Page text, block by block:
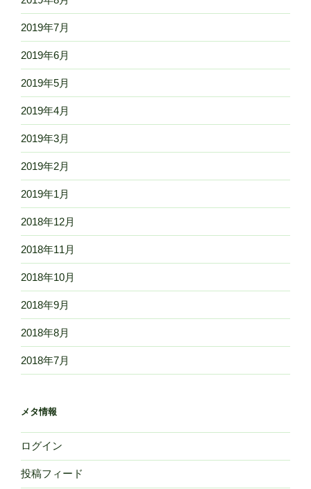
2019年7月
2019年6月
2019年5月
2019年4月
2019年3月
2019年2月
2019年1月
2018年12月
2018年11月
2018年10月
2018年9月
2018年8月
2018年7月
メタ情報
ログイン
投稿フィード